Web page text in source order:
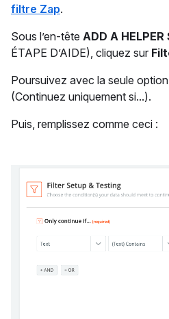
filtre Zap.
Sous l’en-tête ADD A HELPER
ÉTAPE D’AIDE), cliquez sur
Poursuivez avec la seule
(Continuez uniquement si...).
Puis, remplissez comme ceci :